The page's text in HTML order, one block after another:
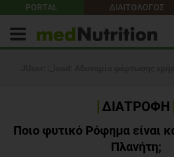
PORTAL ΔΙΑΙΤΟΛΟΓΟΣ
Πλανήτη;
της Ναταλίας